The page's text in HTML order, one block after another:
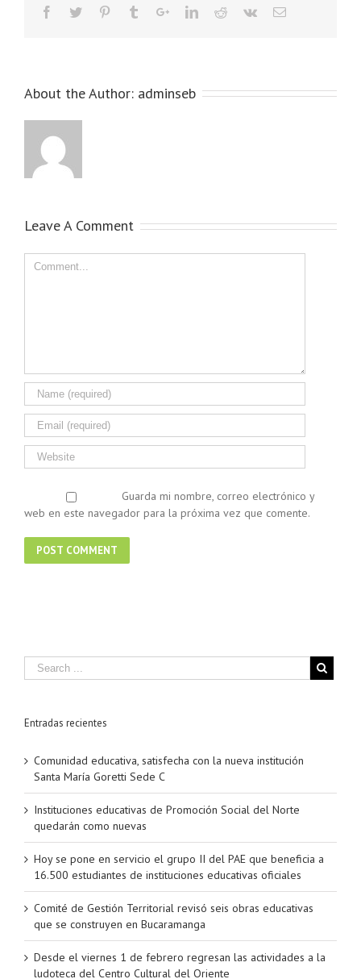
About the Author: adminseb
Leave A Comment
Guarda mi nombre, correo electrónico y
web en este navegador para la próxima vez que comente.
Entradas recientes
Comunidad educativa, satisfecha con la nueva institución
Santa María Goretti Sede C
Instituciones educativas de Promoción Social del Norte
quedarán como nuevas
Hoy se pone en servicio el grupo II del PAE que beneficia a
16.500 estudiantes de instituciones educativas oficiales
Comité de Gestión Territorial revisó seis obras educativas
que se construyen en Bucaramanga
Desde el viernes 1 de febrero regresan las actividades a la
ludoteca del Centro Cultural del Oriente